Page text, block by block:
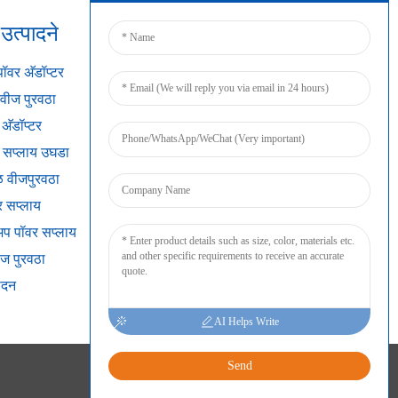
अ‍ॅडॉप्टर
पुरवठा
उघडा
वीजपुरवठा
सप्लाय
पॉवर सप्लाय
पुरवठा
AI Helps Write
Send